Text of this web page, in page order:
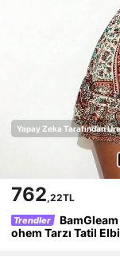
Yapay Zeka Tarafından
762,22TL
Trendler
ohem Tarzı Tatil